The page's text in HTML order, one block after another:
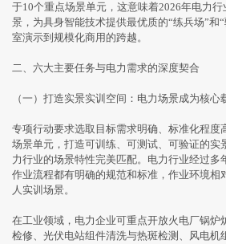
于10个重点场景单元，这意味着2026年电力
景，为具身智能技术提供最优质的“练兵场”和
室演示到规模化商用的跨越。
二、六大主要任务与电力需求的深度契合
（一）打造实景实训空间：电力场景成为核心
专项行动要求选取目标需求明确、标准化程度
场景单元，打造可训练、可测试、可验证的实
力行业的场景特性完美匹配。电力行业经过多
作业流程都有明确的规范和标准，作业环境相
人实训场景。
在工业领域，电力企业可重点开放火电厂锅炉
检修、光伏电站组件清洗与热斑检测、风电机